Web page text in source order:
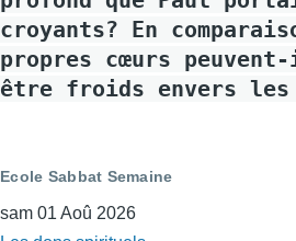
croyants? En
propres cœurs
être froids envers les
Ecole Sabbat Semaine
sam 01 Aoû 2026